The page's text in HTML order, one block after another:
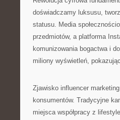
doświadczamy luksusu,
statusu. Media
przedmiotów, a platforma
komunizowania bogactwa i
miliony wyświetleń,
Zjawisko influencer
konsumentów. Tradycyjne
miejsca współpracy z